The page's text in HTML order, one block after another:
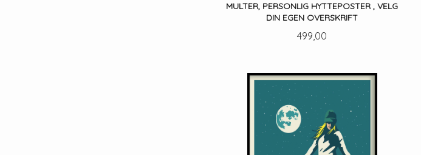
MULTER, PERSONLIG HYTTEPOSTER , VELG
DIN EGEN OVERSKRIFT
Pris
499,00
LES MER